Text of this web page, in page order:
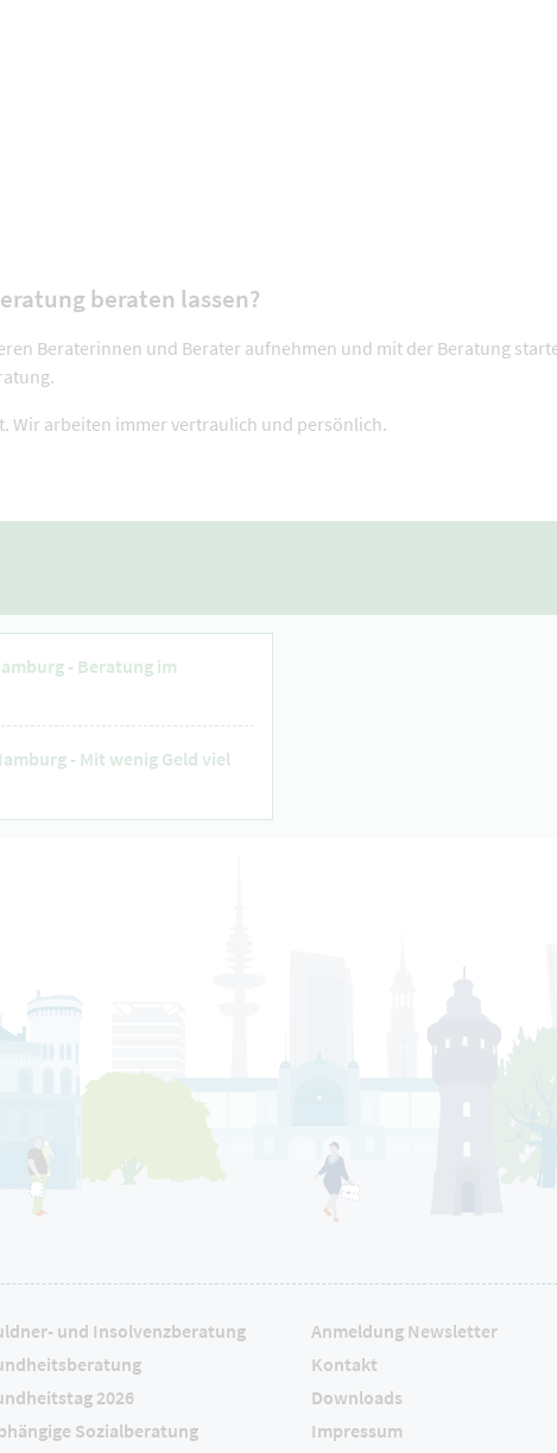
beraten lassen?
Beraterinnen und Berater aufnehmen und mit der Beratung
Wir arbeiten immer vertraulich und persönlich.
- Beratung im
- Mit wenig Geld viel
und Insolvenzberatung
2026
Sozialberatung
Anmeldung Newsletter
Kontakt
Downloads
Impressum